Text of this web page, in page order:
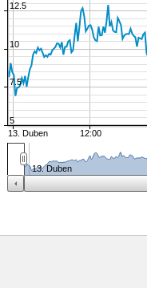
13. Duben 12:00
10
5
7.5
12.5
13. Duben